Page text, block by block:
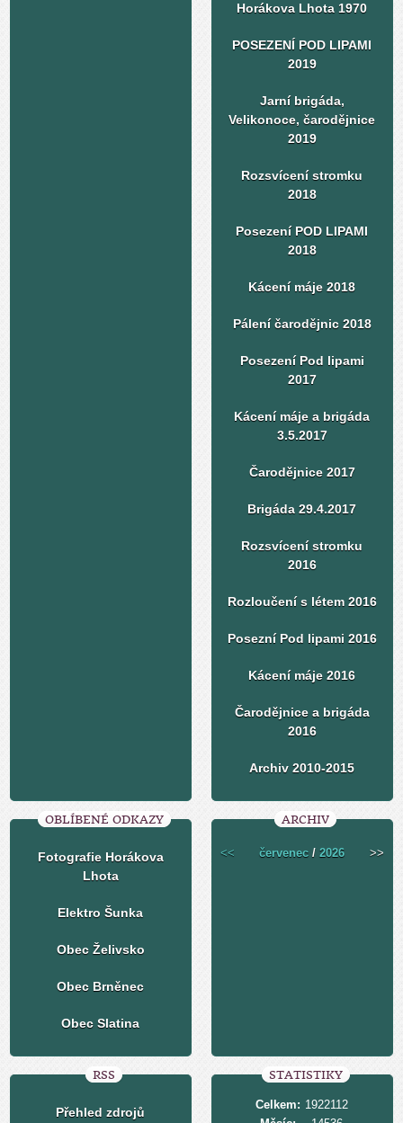
Horákova Lhota 1970
POSEZENÍ POD LIPAMI
2019
Jarní brigáda,
Velikonoce, čarodějnice
2019
Rozsvícení stromku
2018
Posezení POD LIPAMI
2018
Kácení máje 2018
Pálení čarodějnic 2018
Posezení Pod lipami
2017
Kácení máje a brigáda
3.5.2017
Čarodějnice 2017
Brigáda 29.4.2017
Rozsvícení stromku
2016
Rozloučení s létem 2016
Posezní Pod lipami 2016
Kácení máje 2016
Čarodějnice a brigáda
2016
Archiv 2010-2015
OBLÍBENÉ ODKAZY
Fotografie Horákova
Lhota
Elektro Šunka
Obec Želivsko
Obec Brněnec
Obec Slatina
ARCHIV
<< červenec /2026 >>
RSS
Přehled zdrojů
STATISTIKY
Celkem: 1922112